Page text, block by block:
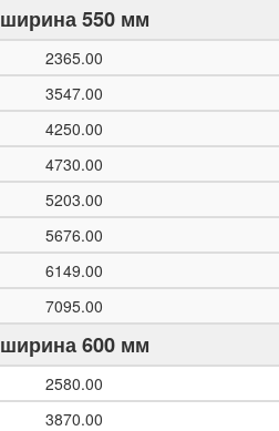
ширина 550 мм
2365.00
3547.00
4250.00
4730.00
5203.00
5676.00
6149.00
7095.00
ширина 600 мм
2580.00
3870.00